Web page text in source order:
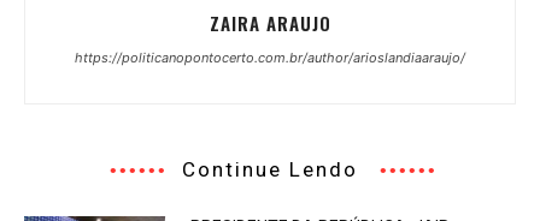
ZAIRA ARAUJO
https://politicanopontocerto.com.br/author/arioslandiaaraujo/
Continue Lendo